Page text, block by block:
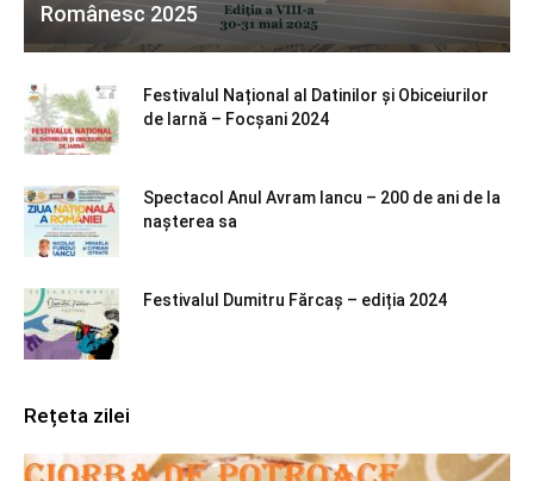
Românesc 2025
Festivalul Național al Datinilor și Obiceiurilor
de Iarnă – Focșani 2024
Spectacol Anul Avram Iancu – 200 de ani de la
nașterea sa
Festivalul Dumitru Fărcaș – ediția 2024
Rețeta zilei